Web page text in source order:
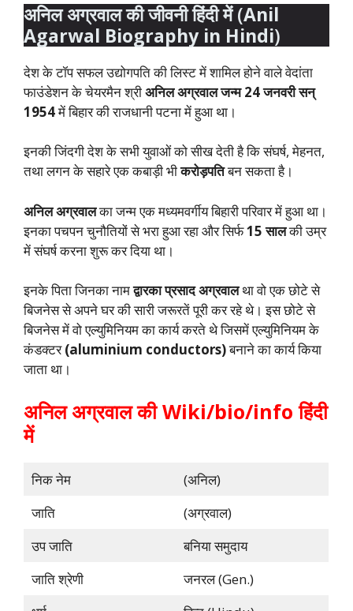
अनिल अग्रवाल की जीवनी हिंदी में (Anil
Agarwal Biography in Hindi)
देश के टॉप सफल उद्योगपति की लिस्ट में शामिल होने वाले वेदांता
फाउंडेशन के चेयरमैन श्रीअनिल अग्रवाल जन्म 24 जनवरी सन्
1954में बिहार की राजधानी पटना में हुआ था।
इनकी जिंदगी देश के सभी युवाओं को सीख देती है कि संघर्ष, मेहनत,
तथा लगन के सहारे एक कबाड़ी भीकरोड़पतिबन सकता है।
अनिल अग्रवालका जन्म एक मध्यमवर्गीय बिहारी परिवार में हुआ था।
इनका पचपन चुनौतियों से भरा हुआ रहा और सिर्फ15 सालकी उम्र
में संघर्ष करना शुरू कर दिया था।
इनके पिता जिनका नामद्वारका प्रसादअग्रवालथा वो एक छोटे से
बिजनेस से अपने घर की सारी जरूरतें पूरी कर रहे थे। इस छोटे से
बिजनेस में वो एल्युमिनियम का कार्य करते थे जिसमें एल्युमिनियम के
कंडक्टर(aluminium conductors)बनाने का कार्य किया
जाता था।
अनिल अग्रवाल कीWiki/bio/info हिंदी
में
निक नेम
(अनिल)
जाति
(अग्रवाल)
उप जाति
बनिया समुदाय
जाति श्रेणी
जनरल (Gen.)